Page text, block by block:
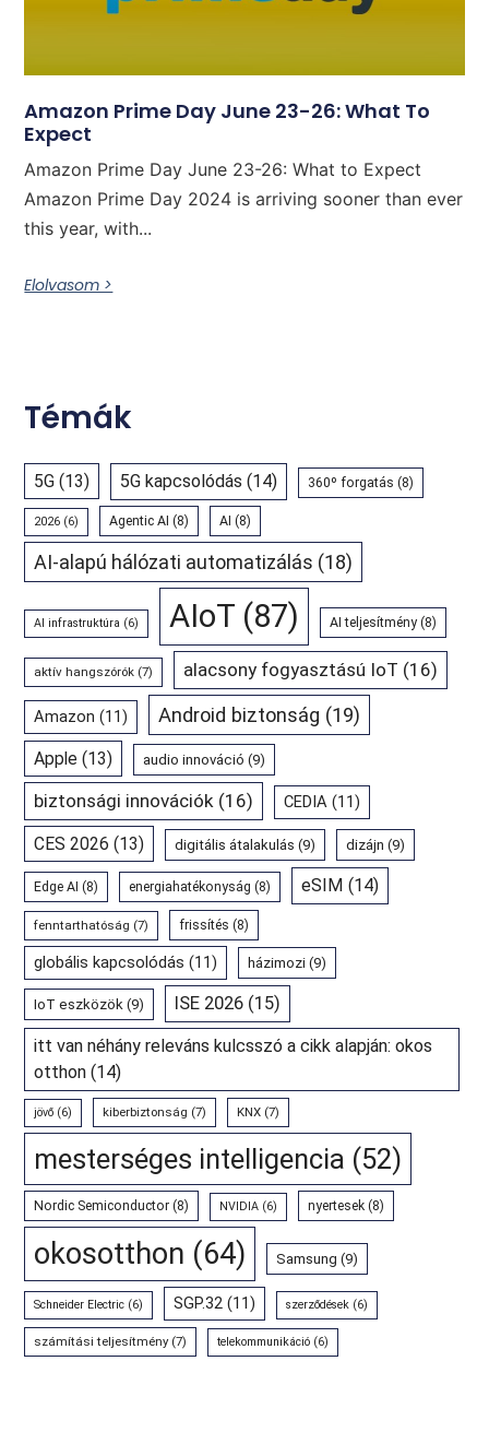
Amazon Prime Day June 23-26: What To
Expect
Amazon Prime Day June 23-26: What to Expect
Amazon Prime Day 2024 is arriving sooner than ever
this year, with...
Elolvasom >
Témák
5G (13) 5G kapcsolódás (14) 360º forgatás (8)
2026 (6) Agentic AI (8) AI (8)
AI-alapú hálózati automatizálás (18)
AI infrastruktúra (6) AIoT (87) AI teljesítmény (8)
aktív hangszórók (7) alacsony fogyasztású IoT (16)
Amazon (11) Android biztonság (19)
Apple (13) audio innováció (9)
biztonsági innovációk (16) CEDIA (11)
CES 2026 (13) digitális átalakulás (9) dizájn (9)
Edge AI (8) energiahatékonyság (8) eSIM (14)
fenntarthatóság (7) frissítés (8)
globális kapcsolódás (11) házimozi (9)
IoT eszközök (9) ISE 2026 (15)
itt van néhány releváns kulcsszó a cikk alapján: okos
otthon (14)
jövő (6) kiberbiztonság (7) KNX (7)
mesterséges intelligencia (52)
Nordic Semiconductor (8) NVIDIA (6) nyertesek (8)
okosotthon (64) Samsung (9)
Schneider Electric (6) SGP.32 (11) szerződések (6)
számítási teljesítmény(7) telekommunikáció (6)